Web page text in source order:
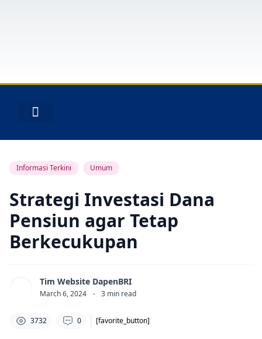
Informasi Terkini Umum
Strategi Investasi Dana
Pensiun agar Tetap
Berkecukupan
Tim Website DapenBRI
March 6, 2024 · 3 min read
3732 0 [favorite_button]